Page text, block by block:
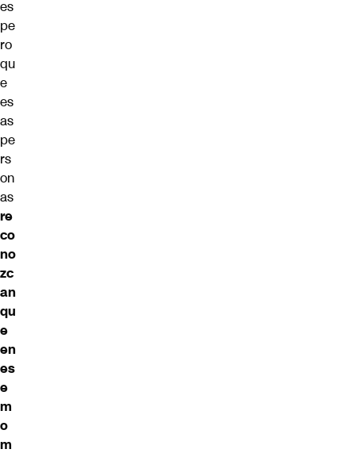
es
pe
ro
qu
e
es
as
pe
rs
on
as
re
co
no
zc
an
qu
e
en
es
e
m
o
m